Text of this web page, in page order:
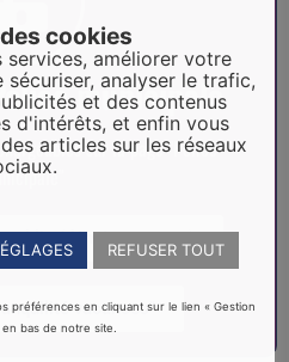
municipale
sur la page "Police
(déménagement)
vacances"
cookies
services, améliorer votre
analyser le trafic,
et des contenus
d'intérêts, et enfin vous
articles sur les réseaux
REFUSER TOUT
préférences en cliquant sur le lien « Gestion
bas de notre site.